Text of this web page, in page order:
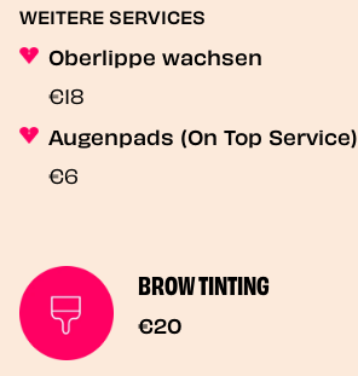
WEITERE SERVICES
Oberlippe wachsen
€18
Augenpads (On Top Service)
€6
BROW TINTING
€20